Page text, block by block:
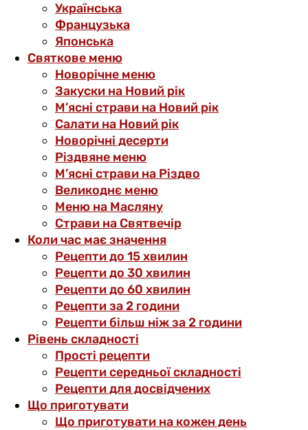
Українська
Французька
Японська
Святкове меню
Новорічне меню
Закуски на Новий рік
М’ясні страви на Новий рік
Салати на Новий рік
Новорічні десерти
Різдвяне меню
М’ясні страви на Різдво
Великоднє меню
Меню на Масляну
Страви на Святвечір
Коли час має значення
Рецепти до 15 хвилин
Рецепти до 30 хвилин
Рецепти до 60 хвилин
Рецепти за 2 години
Рецепти більш ніж за 2 години
Рівень складності
Прості рецепти
Рецепти середньої складності
Рецепти для досвідчених
Що приготувати
Що приготувати на кожен день